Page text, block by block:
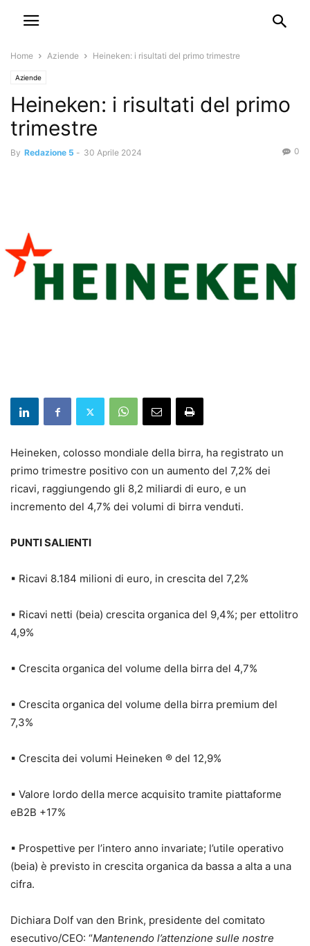
Home Aziende Heineken: i risultati del primo trimestre
Aziende
Heineken: i risultati del primo
trimestre
By Redazione 5 - 30 Aprile 2024 0
Heineken, colosso mondiale della birra, ha registrato un
primo trimestre positivo con un aumento del 7,2% dei
ricavi, raggiungendo gli 8,2 miliardi di euro, e un
incremento del 4,7% dei volumi di birra venduti.
PUNTI SALIENTI
▪ Ricavi 8.184 milioni di euro, in crescita del 7,2%
▪ Ricavi netti (beia) crescita organica del 9,4%; per ettolitro
4,9%
▪ Crescita organica del volume della birra del 4,7%
▪ Crescita organica del volume della birra premium del
7,3%
▪ Crescita dei volumi Heineken ® del 12,9%
▪ Valore lordo della merce acquisito tramite piattaforme
eB2B +17%
▪ Prospettive per l’intero anno invariate; l’utile operativo
(beia) è previsto in crescita organica da bassa a alta a una
cifra.
Dichiara Dolf van den Brink, presidente del comitato
esecutivo/CEO: “Mantenendo l’attenzione sulle nostre